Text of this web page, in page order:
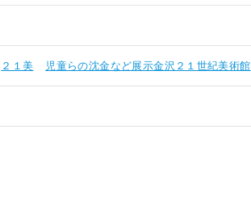
２１美 児童らの沈金など展示金沢２１世紀美術館